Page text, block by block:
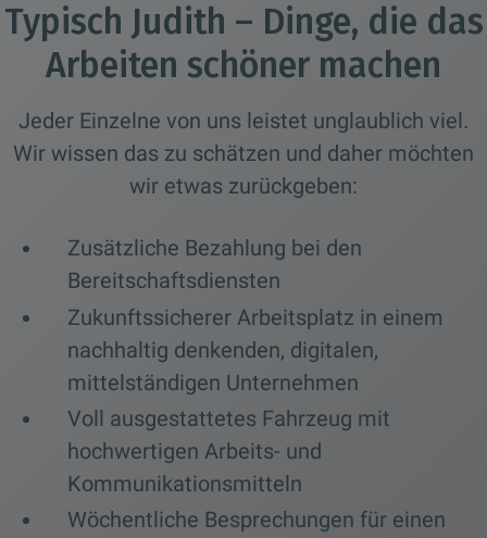
Typisch Judith – Dinge, die das
Arbeiten schöner machen
Jeder Einzelne von uns leistet unglaublich viel.
Wir wissen das zu schätzen und daher möchten
wir etwas zurückgeben:
Zusätzliche Bezahlung bei den
Bereitschaftsdiensten
Zukunftssicherer Arbeitsplatz in einem
nachhaltig denkenden, digitalen,
mittelständigen Unternehmen
Voll ausgestattetes Fahrzeug mit
hochwertigen Arbeits- und
Kommunikationsmitteln
Wöchentliche Besprechungen für einen